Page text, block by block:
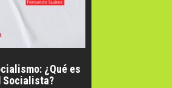
¿Qué es
Socialista?